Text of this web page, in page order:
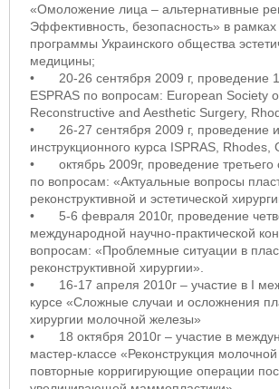
«Омоложение лица – альтернативные
Эффективность, безопасность» в рамках
программы Украинского общества
медицины;
•
20-26 сентября 2009 г, проведение
ESPRAS по вопросам: European Society
Reconstructive and Aesthetic Surgery,
•
26-27 сентября 2009 г, проведение
инструкционного курса ISPRAS, Rhodes,
•
октябрь 2009г, проведение
по вопросам: «Актуальные вопросы
реконструктивной и эстетической
•
5-6 февраля 2010г, проведение
международной научно-практической
вопросам: «Проблемные ситуации в
реконструктивной хирургии».
•
16-17 апреля 2010г – участие в I
курсе «Сложные случаи и осложнения
хирургии молочной железы»
•
18 октября 2010г – участие в
мастер-классе «Реконструкция
повторные корригирующие операции